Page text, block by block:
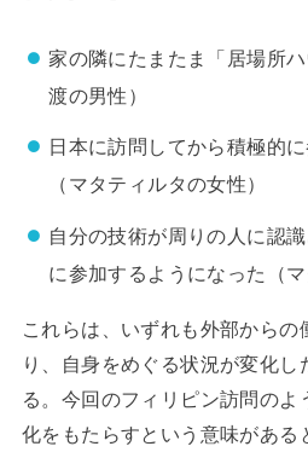
家の隣にたまたま「居場所
渡の男性）
日本に訪問してから積極的
（マタティルタの女性）
自分の技術が周りの人に認
に参加するようになった（マ
これらは、いずれも外部からの
り、自身をめぐる状況が変化し
る。今回のフィリピン訪問の
化をもたらすという意味がある